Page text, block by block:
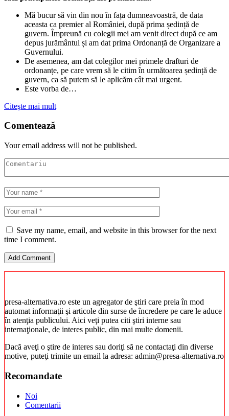
Mă bucur să vin din nou în fața dumneavoastră, de data
aceasta ca premier al României, după prima ședință de
guvern. Împreună cu colegii mei am venit direct după ce am
depus jurământul și am dat prima Ordonanță de Organizare a
Guvernului.
De asemenea, am dat colegilor mei primele drafturi de
ordonanțe, pe care vrem să le citim în următoarea ședință de
guvern, ca să putem să le aplicăm cât mai urgent.
Este vorba de…
Citeşte mai mult
Comentează
Your email address will not be published.
Save my name, email, and website in this browser for the next
time I comment.
presa-alternativa.ro este un agregator de ştiri care preia în mod
automat informaţii şi articole din surse de încredere pe care le aduce
în atenţia publicului. Aici veţi putea citi ştiri interne sau
internaţionale, de interes public, din mai multe domenii.
Dacă aveţi o ştire de interes sau doriţi să ne contactaţi din diverse
motive, puteţi trimite un email la adresa: admin@presa-alternativa.ro
Recomandate
Noi
Comentarii